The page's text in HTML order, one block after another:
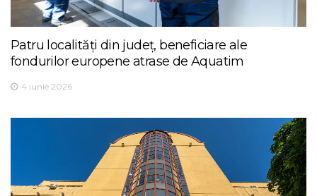
Patru localități din județ, beneficiare ale
fondurilor europene atrase de Aquatim
4 iunie 2026